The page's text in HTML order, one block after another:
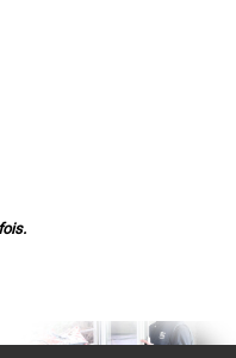
Le Mans
Chambéry